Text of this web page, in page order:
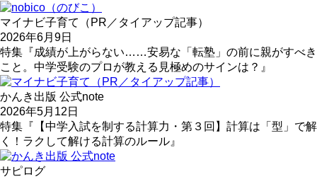
マイナビ子育て（PR／タイアップ記事）
2026年6月9日
特集『成績が上がらない……安易な「転塾」の前に親がすべき
こと。中学受験のプロが教える見極めのサインは？』
かんき出版 公式note
2026年5月12日
特集『【中学入試を制する計算力・第３回】計算は「型」で解
く！ラクして解ける計算のルール』
サピログ